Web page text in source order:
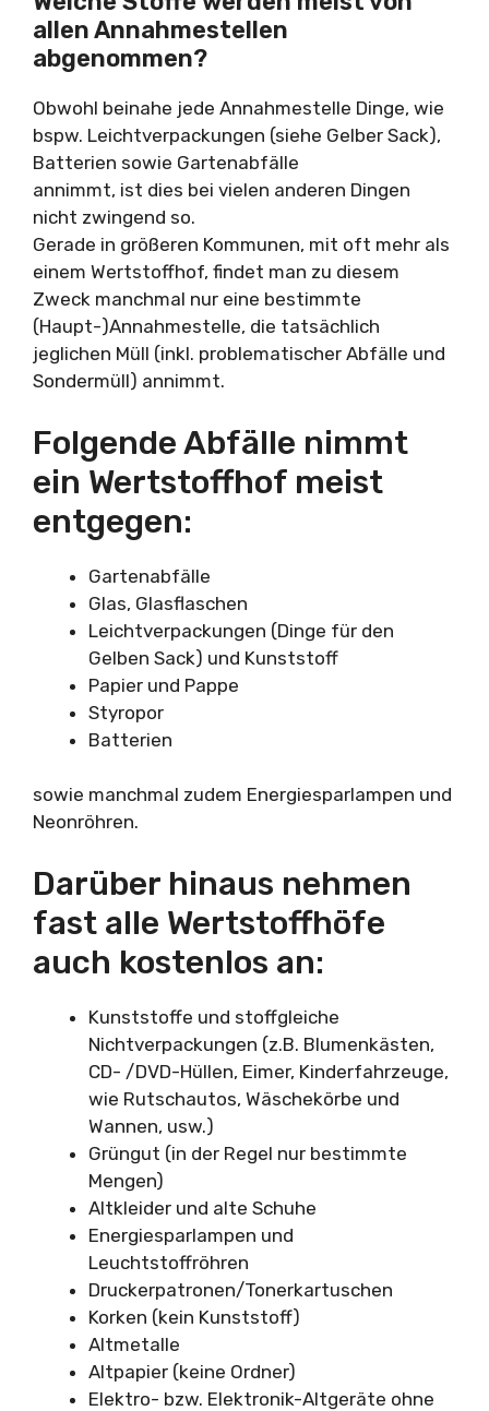
allen Annahmestellen
abgenommen?
Obwohl beinahe jede Annahmestelle Dinge, wie
bspw. Leichtverpackungen (siehe Gelber Sack),
Batterien sowie Gartenabfälle
annimmt, ist dies bei vielen anderen Dingen
nicht zwingend so.
Gerade in größeren Kommunen, mit oft mehr als
einem Wertstoffhof, findet man zu diesem
Zweck manchmal nur eine bestimmte
(Haupt-)Annahmestelle, die tatsächlich
jeglichen Müll (inkl. problematischer Abfälle und
Sondermüll) annimmt.
Folgende Abfälle nimmt
ein Wertstoffhof meist
entgegen:
Gartenabfälle
Glas, Glasflaschen
Leichtverpackungen (Dinge für den
Gelben Sack) und Kunststoff
Papier und Pappe
Styropor
Batterien
sowie manchmal zudem Energiesparlampen und
Neonröhren.
Darüber hinaus nehmen
fast alle Wertstoffhöfe
auch kostenlos an:
Kunststoffe und stoffgleiche
Nichtverpackungen (z.B. Blumenkästen,
CD- /DVD-Hüllen, Eimer, Kinderfahrzeuge,
wie Rutschautos, Wäschekörbe und
Wannen, usw.)
Grüngut (in der Regel nur bestimmte
Mengen)
Altkleider und alte Schuhe
Energiesparlampen und
Leuchtstoffröhren
Druckerpatronen/Tonerkartuschen
Korken (kein Kunststoff)
Altmetalle
Altpapier (keine Ordner)
Elektro- bzw. Elektronik-Altgeräte ohne